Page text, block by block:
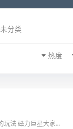
未分类
热度
大家好，我是！今天给大家分享的副业赚钱小项目是关于快手磁力巨星的玩法 磁力巨星大家...